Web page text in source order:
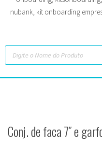
Conj. de faca 7″ e